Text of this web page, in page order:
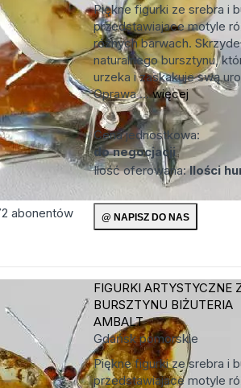
abonentów
Piękne figurki ze srebra i
przedstawiajace motyle
różnych barwach.
naturalnego bursztynu,
urzeka i zaskakuje swą
Oprawa ...więcej
Cena jednostkowa:
do negocjacji
Ilość oferowana:Ilości
FIGURKI ARTYSTYCZNE
BURSZTYNU BIŻUTERIA
AMBALT
Gdańskpomorskie
Piękne figurki ze srebra i
przedstawiajace motyle